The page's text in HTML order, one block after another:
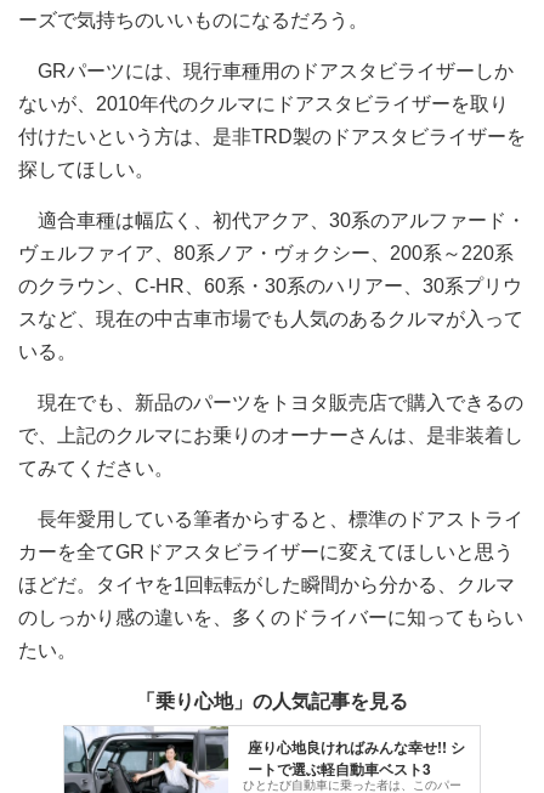
ーズで気持ちのいいものになるだろう。
GRパーツには、現行車種用のドアスタビライザーしか
ないが、2010年代のクルマにドアスタビライザーを取り
付けたいという方は、是非TRD製のドアスタビライザーを
探してほしい。
適合車種は幅広く、初代アクア、30系のアルファード・
ヴェルファイア、80系ノア・ヴォクシー、200系～220系
のクラウン、C-HR、60系・30系のハリアー、30系プリウ
スなど、現在の中古車市場でも人気のあるクルマが入って
いる。
現在でも、新品のパーツをトヨタ販売店で購入できるの
で、上記のクルマにお乗りのオーナーさんは、是非装着し
てみてください。
長年愛用している筆者からすると、標準のドアストライ
カーを全てGRドアスタビライザーに変えてほしいと思う
ほどだ。タイヤを1回転転がした瞬間から分かる、クルマ
のしっかり感の違いを、多くのドライバーに知ってもらい
たい。
「乗り心地」の人気記事を見る
座り心地良ければみんな幸せ!! シ
ートで選ぶ軽自動車ベスト3
ひとたび自動車に乗った者は、このパー